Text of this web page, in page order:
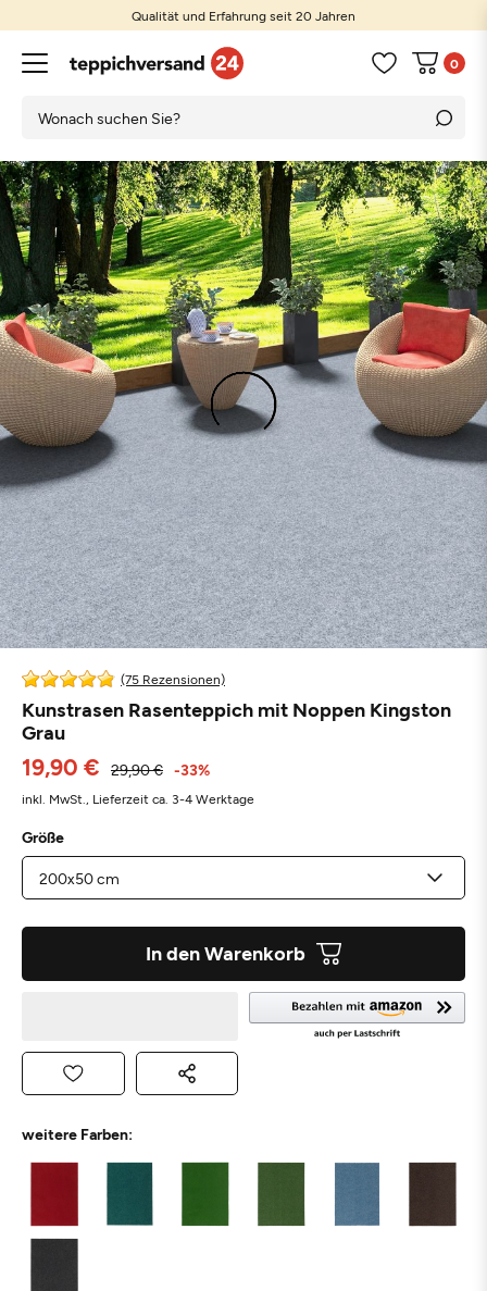
Qualität und Erfahrung seit 20 Jahren
0
(75 Rezensionen)
Kunstrasen Rasenteppich mit Noppen Kingston
Grau
19,90 € 29,90 € -33%
inkl. MwSt., Lieferzeit ca. 3-4 Werktage
Größe
In den Warenkorb
weitere Farben: